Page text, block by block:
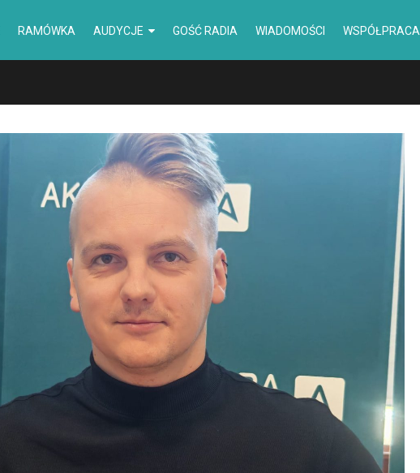
RAMÓWKA AUDYCJE GOŚĆ RADIA WIADOMOŚCI WSPÓŁPRACA